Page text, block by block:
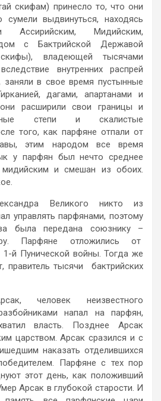
скифам) принесло то, что они
выдвинуться, находясь
Ассирийским, Мидийским,
с Бактрийской Державой
владеющей тысячами
внутренних распрей
заняли в свое время пустынные
дагами, апартанами и
расширили свои границы и
степи и скалистые
того, как парфяне отпали от
этим народом все время
у парфян был нечто среднее
и смешан из обоих.
Великого никто из
управлять парфянами, поэтому
была передана союзнику –
Парфяне отложились от
й Пунической войны. Тогда же
правитель тысячи бактрийских
человек неизвестного
напал на парфян,
власть. Позднее Арсак
царством. Арсак сразился и с
наказать отделившихся
Парфяне с тех пор
этот день, как положивший
Арсак в глубокой старости. И